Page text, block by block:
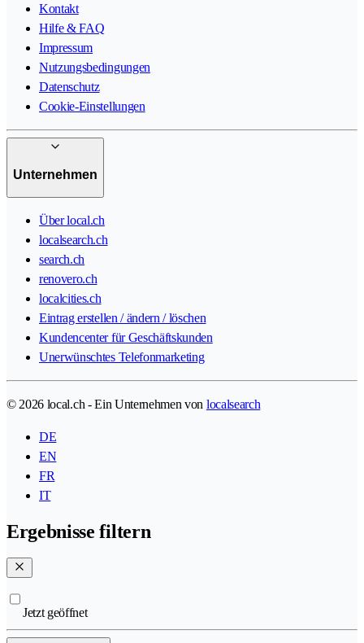
Kontakt
Hilfe & FAQ
Impressum
Nutzungsbedingungen
Datenschutz
Cookie-Einstellungen
Unternehmen
Über local.ch
localsearch.ch
search.ch
renovero.ch
localcities.ch
Eintrag erstellen / ändern / löschen
Kundencenter für Geschäftskunden
Unerwünschtes Telefonmarketing
© 2026 local.ch - Ein Unternehmen von localsearch
DE
EN
FR
IT
Ergebnisse filtern
Jetzt geöffnet